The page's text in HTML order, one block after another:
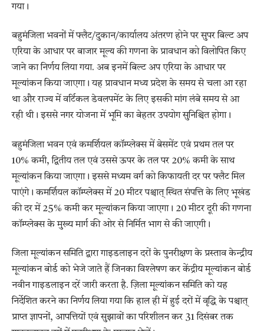
गया।
बहुमंजिला भवनों में फ्लैट/दुकान/कार्यालय अंतरण होने पर सुपर बिल्ट अप
एरिया के आधार पर बाजार मूल्य की गणना के प्रावधान को विलोपित किए
जाने का निर्णय लिया गया. अब इनमें बिल्ट अप एरिया के आधार पर
मूल्यांकन किया जाएगा। यह प्रावधान मध्य प्रदेश के समय से चला आ रहा
था और राज्य में वर्टिकल डेवलपमेंट के लिए इसकी मांग लंबे समय से आ
रही थी। इससे नगर योजना में भूमि का बेहतर उपयोग सुनिश्चित होगा।
बहुमंजिला भवन एवं कमर्शियल कॉम्प्लेक्स में बेसमेंट एवं प्रथम तल पर
10% कमी, द्वितीय तल एवं उससे ऊपर के तल पर 20% कमी के साथ
मूल्यांकन किया जाएगा। इससे मध्यम वर्ग को किफायती दर पर फ्लैट मिल
पाएंगे। कमर्शियल कॉम्प्लेक्स में 20 मीटर पश्चात् स्थित संपत्ति के लिए भूखंड
की दर में 25% कमी कर मूल्यांकन किया जाएगा। 20 मीटर दूरी की गणना
कॉम्प्लेक्स के मुख्य मार्ग की ओर से निर्मित भाग से की जाएगी।
जिला मूल्यांकन समिति द्वारा गाइडलाइन दरों के पुनरीक्षण के प्रस्ताव केन्द्रीय
मूल्यांकन बोर्ड को भेजे जाते हैं जिनका विश्लेषण कर केंद्रीय मूल्यांकन बोर्ड
नवीन गाइडलाइन दरें जारी करता है. ज़िला मूल्यांकन समिति को यह
निर्देशित करने का निर्णय लिया गया कि हाल ही में हुई दरों में वृद्धि के पश्चात्
प्राप्त ज्ञापनों, आपत्तियों एवं सुझावों का परिशीलन कर 31 दिसंबर तक